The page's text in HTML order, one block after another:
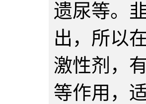
遗尿等。
出，所以
激性剂，
等作用，